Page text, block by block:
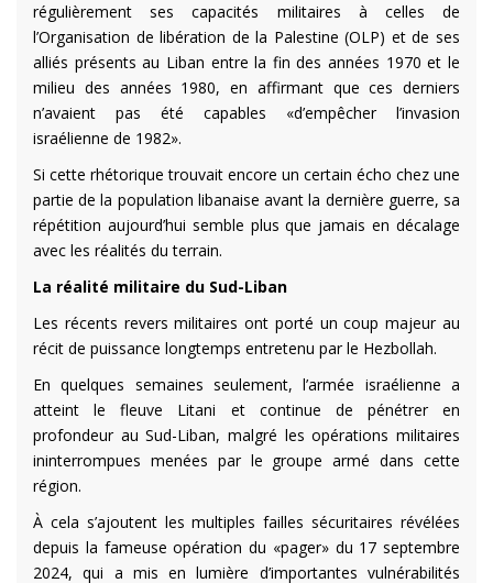
régulièrement ses capacités militaires à celles de
l’Organisation de libération de la Palestine (OLP) et de ses
alliés présents au Liban entre la fin des années 1970 et le
milieu des années 1980, en affirmant que ces derniers
n’avaient pas été capables «d’empêcher l’invasion
israélienne de 1982».
Si cette rhétorique trouvait encore un certain écho chez une
partie de la population libanaise avant la dernière guerre, sa
répétition aujourd’hui semble plus que jamais en décalage
avec les réalités du terrain.
La réalité militaire du Sud-Liban
Les récents revers militaires ont porté un coup majeur au
récit de puissance longtemps entretenu par le Hezbollah.
En quelques semaines seulement, l’armée israélienne a
atteint le fleuve Litani et continue de pénétrer en
profondeur au Sud-Liban, malgré les opérations militaires
ininterrompues menées par le groupe armé dans cette
région.
À cela s’ajoutent les multiples failles sécuritaires révélées
depuis la fameuse opération du «pager» du 17 septembre
2024, qui a mis en lumière d’importantes vulnérabilités